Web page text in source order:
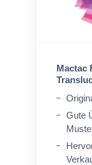
Mactac
Gute